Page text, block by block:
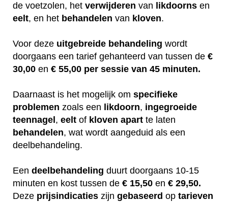
de voetzolen, het verwijderen van likdoorns en
eelt, en het behandelen van kloven.
Voor deze uitgebreide behandeling wordt
doorgaans een tarief gehanteerd van tussen de €
30,00 en € 55,00 per sessie van 45 minuten.
Daarnaast is het mogelijk om specifieke
problemen zoals een likdoorn, ingegroeide
teennagel , eelt of kloven apart te laten
behandelen, wat wordt aangeduid als een
deelbehandeling.
Een deelbehandeling duurt doorgaans 10-15
minuten en kost tussen de € 15,50 en € 29,50.
Deze prijsindicaties zijn gebaseerd op tarieven